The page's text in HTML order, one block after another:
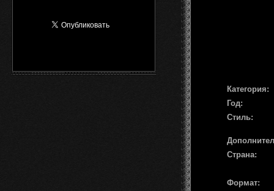
Категория:
Год:
Стиль:
Страна:
Формат: